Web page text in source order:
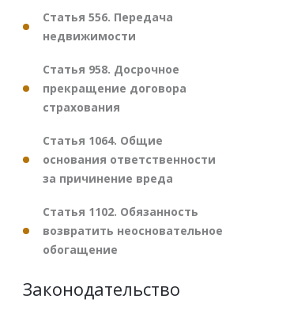
Статья 556. Передача
недвижимости
Статья 958. Досрочное
прекращение договора
страхования
Статья 1064. Общие
основания ответственности
за причинение вреда
Статья 1102. Обязанность
возвратить неосновательное
обогащение
Законодательство